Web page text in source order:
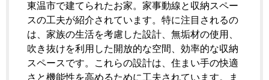
東温市で建てられたお家。家事動線と収納スペー
スの工夫が紹介されています。特に注目されるの
は、家族の生活を考慮した設計、無垢材の使用、
吹き抜けを利用した開放的な空間、効率的な収納
スペースです。これらの設計は、住まい手の快適
さと機能性を高めるために工夫されています。ま